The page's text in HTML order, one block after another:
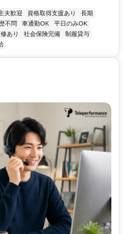
夫歓迎 資格取得支援あり
長期
不問 車通勤OK
平日のみOK
あり 社会保険完備
制服貸与